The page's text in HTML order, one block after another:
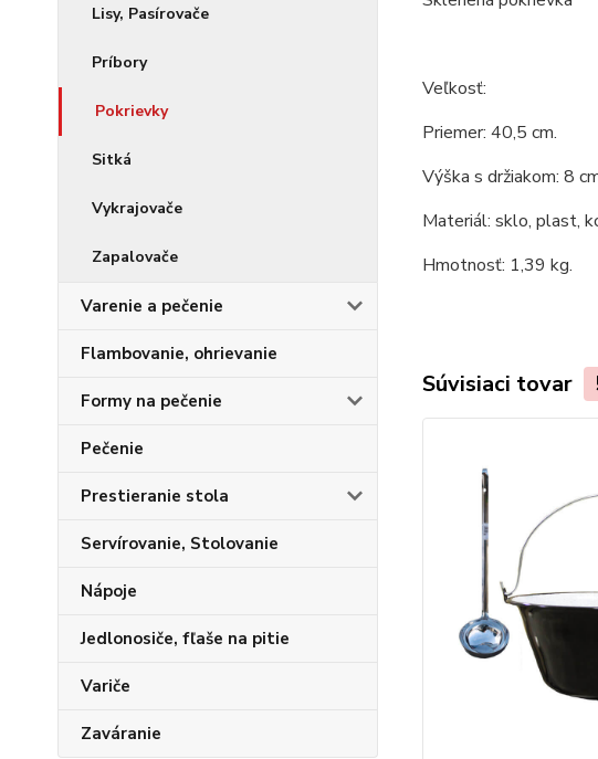
Lisy, Pasírovače
Príbory
Pokrievky
Sitká
Vykrajovače
Zapalovače
Varenie a pečenie
Flambovanie, ohrievanie
Formy na pečenie
Pečenie
Prestieranie stola
Servírovanie, Stolovanie
Nápoje
Jedlonosiče, fľaše na pitie
Variče
Zaváranie
Veľkosť:
Priemer: 40,5 cm.
Výška s držiakom: 8
Materiál: sklo, plast,
Hmotnosť: 1,39 kg.
Súvisiaci tovar